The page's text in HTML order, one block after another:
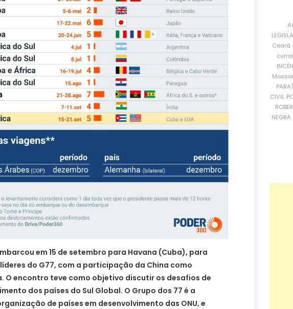
em 15 de setembro para Havana (Cuba), para
do G77, com a participação da China como
O encontro teve como objetivo discutir os desafios de
dos países do Sul Global. O Grupo dos 77 é a
de países em desenvolvimento das ONU, e
Ceará
CIVIL
NEGRA